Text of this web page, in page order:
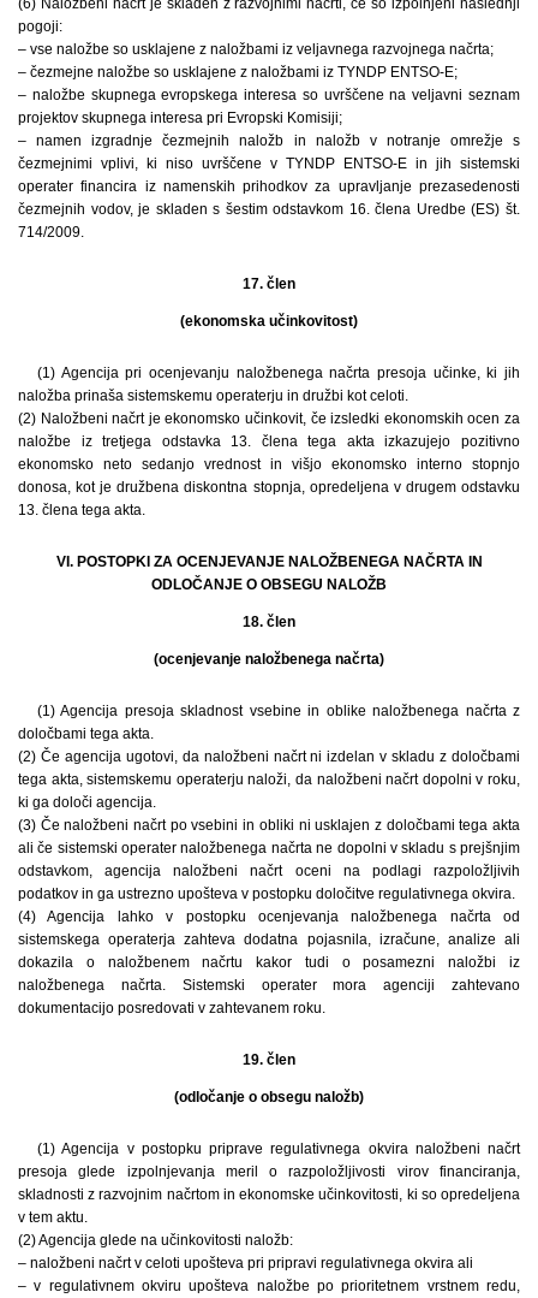
pogoji:
– vse naložbe so usklajene z naložbami iz veljavnega razvojnega načrta;
– čezmejne naložbe so usklajene z naložbami iz TYNDP ENTSO-E;
– naložbe skupnega evropskega interesa so uvrščene na veljavni seznam
projektov skupnega interesa pri Evropski Komisiji;
– namen izgradnje čezmejnih naložb in naložb v notranje omrežje s
čezmejnimi vplivi, ki niso uvrščene v TYNDP ENTSO-E in jih sistemski
operater financira iz namenskih prihodkov za upravljanje prezasedenosti
čezmejnih vodov, je skladen s šestim odstavkom 16. člena Uredbe (ES) št.
714/2009.
17. člen
(ekonomska učinkovitost)
(1) Agencija pri ocenjevanju naložbenega načrta presoja učinke, ki jih
naložba prinaša sistemskemu operaterju in družbi kot celoti.
(2) Naložbeni načrt je ekonomsko učinkovit, če izsledki ekonomskih ocen za
naložbe iz tretjega odstavka 13. člena tega akta izkazujejo pozitivno
ekonomsko neto sedanjo vrednost in višjo ekonomsko interno stopnjo
donosa, kot je družbena diskontna stopnja, opredeljena v drugem odstavku
13. člena tega akta.
VI. POSTOPKI ZA OCENJEVANJE NALOŽBENEGA NAČRTA IN
ODLOČANJE O OBSEGU NALOŽB
18. člen
(ocenjevanje naložbenega načrta)
(1) Agencija presoja skladnost vsebine in oblike naložbenega načrta z
določbami tega akta.
(2) Če agencija ugotovi, da naložbeni načrt ni izdelan v skladu z določbami
tega akta, sistemskemu operaterju naloži, da naložbeni načrt dopolni v roku,
ki ga določi agencija.
(3) Če naložbeni načrt po vsebini in obliki ni usklajen z določbami tega akta
ali če sistemski operater naložbenega načrta ne dopolni v skladu s prejšnjim
odstavkom, agencija naložbeni načrt oceni na podlagi razpoložljivih
podatkov in ga ustrezno upošteva v postopku določitve regulativnega okvira.
(4) Agencija lahko v postopku ocenjevanja naložbenega načrta od
sistemskega operaterja zahteva dodatna pojasnila, izračune, analize ali
dokazila o naložbenem načrtu kakor tudi o posamezni naložbi iz
naložbenega načrta. Sistemski operater mora agenciji zahtevano
dokumentacijo posredovati v zahtevanem roku.
19. člen
(odločanje o obsegu naložb)
(1) Agencija v postopku priprave regulativnega okvira naložbeni načrt
presoja glede izpolnjevanja meril o razpoložljivosti virov financiranja,
skladnosti z razvojnim načrtom in ekonomske učinkovitosti, ki so opredeljena
v tem aktu.
(2) Agencija glede na učinkovitosti naložb:
– naložbeni načrt v celoti upošteva pri pripravi regulativnega okvira ali
– v regulativnem okviru upošteva naložbe po prioritetnem vrstnem redu,